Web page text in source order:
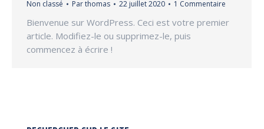
Non classé Parthomas 22 juillet 2020 1 Commentaire
Bienvenue sur WordPress. Ceci est votre premier
article. Modifiez-le ou supprimez-le, puis
commencez à écrire !